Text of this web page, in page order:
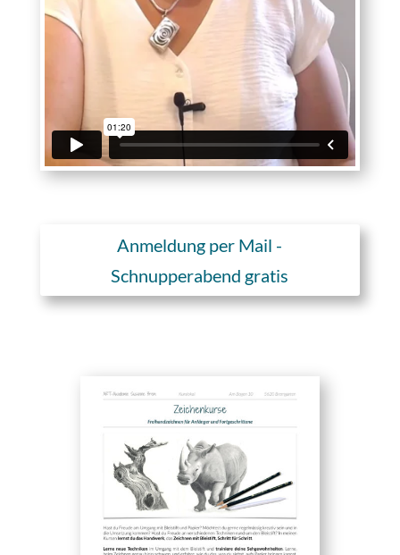
Anmeldung per Mail -
Schnupperabend gratis